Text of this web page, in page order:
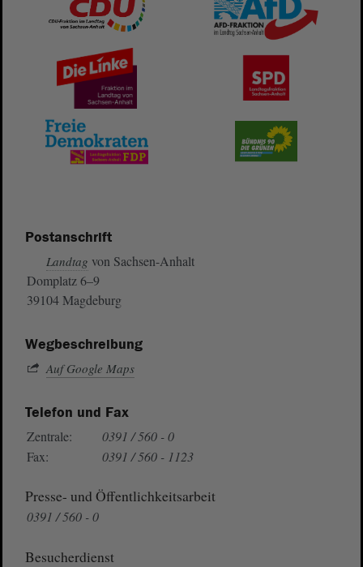
Postanschrift
Landtag von Sachsen-Anhalt
Domplatz 6–9
39104 Magdeburg
Wegbeschreibung
Auf Google Maps
Telefon und Fax
Zentrale:
0391 / 560 - 0
Fax:
0391 / 560 - 1123
Presse- und Öffentlichkeitsarbeit
0391 / 560 - 0
Besucherdienst